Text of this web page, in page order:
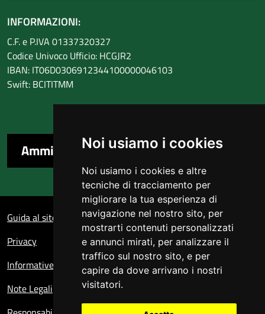
Noi usiamo i cookies
Noi usiamo i cookies e altre
tecniche di tracciamento per
migliorare la tua esperienza di
navigazione nel nostro sito, per
mostrarti contenuti personalizzati
e annunci mirati, per analizzare il
traffico sul nostro sito, e per
capire da dove arrivano i nostri
visitatori.
INFORMAZIONI:
C.F. e P.IVA 01337320327
Codice Univoco Ufficio: HCGJR2
IBAN: IT06D0306912344100000046103
Swift: BCITITMM
Amministrazione trasparente
Guida al sito
Privacy
Informative sul trattamento dei dati personali
Note Legali